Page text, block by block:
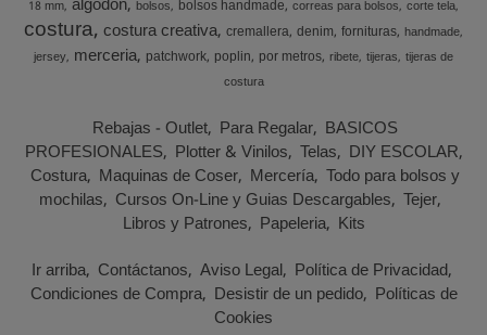
18 mm algodón bolsos bolsos handmade correas para bolsos corte tela
costura costura creativa cremallera denim fornituras handmade
jersey merceria patchwork poplin por metros ribete tijeras tijeras de
costura
Rebajas - Outlet Para Regalar BASICOS
PROFESIONALES Plotter & Vinilos Telas DIY ESCOLAR
Costura Maquinas de Coser Mercería Todo para bolsos y
mochilas Cursos On-Line y Guias Descargables Tejer
Libros y Patrones Papeleria Kits
Ir arriba Contáctanos Aviso Legal Política de Privacidad
Condiciones de Compra Desistir de un pedido Políticas de
Cookies